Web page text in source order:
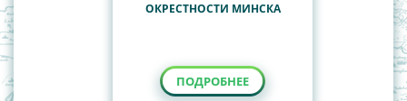
ОКРЕСТНОСТИ МИНСКА
ПОДРОБНЕЕ